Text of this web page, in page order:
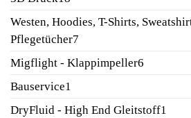
Produkte
Westen, Hoodies, T-Shirts,
Pflegetücher7
Produkte
Migflight - Klappimpeller6
Bauservice1
Produkt
DryFluid - High End Gleitstoff1